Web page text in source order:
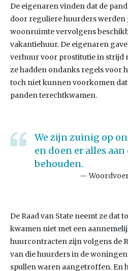
De eigenaren vinden dat de
door reguliere huurders werden
woonruimte vervolgens
vakantiehuur. De eigenaren
verhuur voor prostitutie in strijd
ze hadden ondanks regels voor
toch niet kunnen voorkomen
panden terechtkwamen.
We zijn zuinig op
en doen er alles aan
behouden.
De Raad van State neemt ze dat
kwamen niet met een
huurcontracten zijn volgens de
van die huurders in de
spullen waren aangetroffen. En